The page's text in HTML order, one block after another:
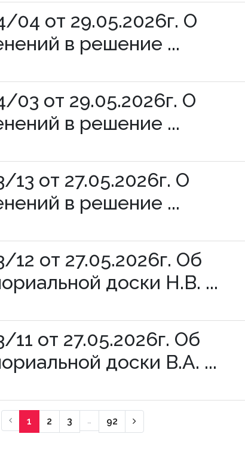
от 29.05.2026г. О
в решение ...
от 29.05.2026г. О
в решение ...
от 27.05.2026г. О
в решение ...
от 27.05.2026г. Об
доски Н.В. ...
от 27.05.2026г. Об
доски В.А. ...
1 2 3 92 Следующая страница